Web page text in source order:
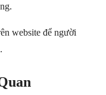
website để người